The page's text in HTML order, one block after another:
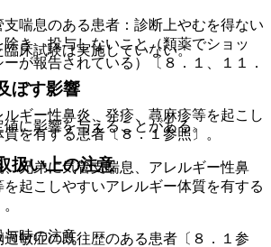
床試験は実施していない。
ぼす影響
に影響を与えることがある。
扱い上の注意
時の注意
喘息のある患者：診断上やむを得ない
き、投与しないこと（類薬でショッ
が報告されている）〔８．１、１１．
ギー性鼻炎、発疹、蕁麻疹等を起こし
を有する患者〔８．１参照〕。
兄弟に気管支喘息、アレルギー性鼻
起こしやすいアレルギー体質を有する
敏症の既往歴のある患者〔８．１参